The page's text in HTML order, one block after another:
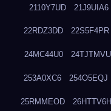
2110Y7UD 21J9UIA6
22RDZ3DD 22S5F4PR
24MC44U0 24TJTMVU
253A0XC6 254O5EQJ
25RMMEOD 26HTTV6H